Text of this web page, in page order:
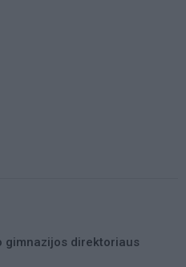
gimnazijos direktoriaus